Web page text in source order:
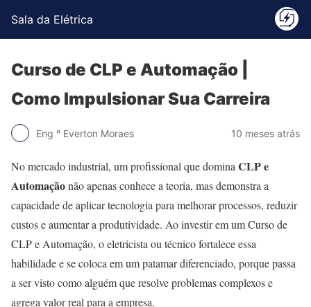
Sala da Elétrica
Curso de CLP e Automação |
Como Impulsionar Sua Carreira
Eng ° Everton Moraes 10 meses atrás
No mercado industrial, um profissional que domina CLP e
Automaçãonão apenas conhece a teoria, mas demonstra a
capacidade de aplicar tecnologia para melhorar processos, reduzir
custos e aumentar a produtividade. Ao investir em um Curso de
CLP e Automação, o eletricista ou técnico fortalece essa
habilidade e se coloca em um patamar diferenciado, porque passa
a ser visto como alguém que resolve problemas complexos e
agrega valor real para a empresa.